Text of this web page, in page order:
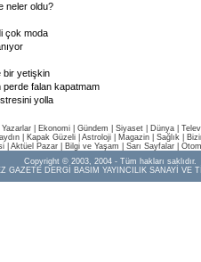
neler oldu?
çok moda
bir yetişkin
perde falan kapatmam
yolla
Yazarlar Ekonomi Gündem Siyaset Dünya |
Kapak Güzeli Astroloji Magazin Sağlık
Aktüel Pazar Bilgi ve Yaşam Sarı Sayfalar
Copyright © 2003, 2004 - Tüm hakları saklıdır.
GAZETE DERGİ BASIM YAYINCILIK SANAYİ VE